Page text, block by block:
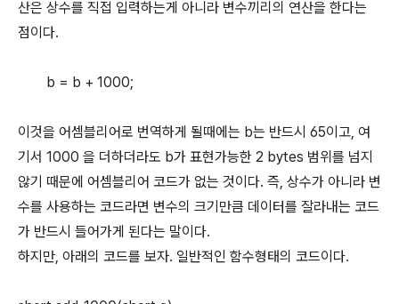
산은 상수를 직접 입력하는게 아니라 변수끼리의 연산을 한다는
점이다.
b = b + 1000;
이것을 어셈블리어로 번역하게 될때에는 b는 반드시 65이고, 여
기서 1000 을 더하더라도 b가 표현가능한 2 bytes 범위를 넘지
않기 때문에 어셈블리어 코드가 없는 것이다. 즉, 상수가 아니라 변
수를 사용하는 코드라면 변수의 크기만큼 데이터를 잘라내는 코드
가 반드시 들어가게 된다는 말이다.
하지만, 아래의 코드를 보자. 일반적인 함수형태의 코드이다.